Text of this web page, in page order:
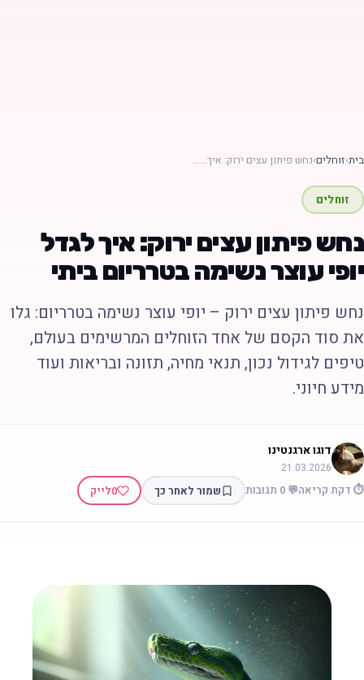
›זוחלים›נחש פיתון עצים ירוק: איך……
זוחלים
פיתון עצים ירוק: איך לגדל
עוצר נשימה בטרריום ביתי
פיתון עצים ירוק – יופי עוצר נשימה בטרריום: גלו
סוד הקסם של אחד הזוחלים המרשימים בעולם,
לגידול נכון, תנאי מחיה, תזונה ובריאות ועוד
חיוני.
דוגו ארגנטינו
21.03.2026
דקת קריאה💬 0 תגובות שמור לאחר כך 0לייק